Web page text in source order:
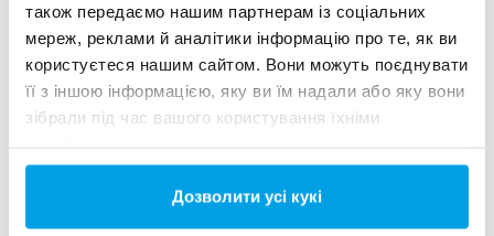
також передаємо нашим партнерам із соціальних
мереж, реклами й аналітики інформацію про те, як ви
користуєтеся нашим сайтом. Вони можуть поєднувати
її з іншою інформацією, яку ви їм надали або яку вони
зібрали під час вашого користування їхніми
Дозволити усі кукі
ІНДИВІДУАЛЬНО
Більш висока швидкість потоку
Деалкалізатор типу DCTFA може забезпечувати